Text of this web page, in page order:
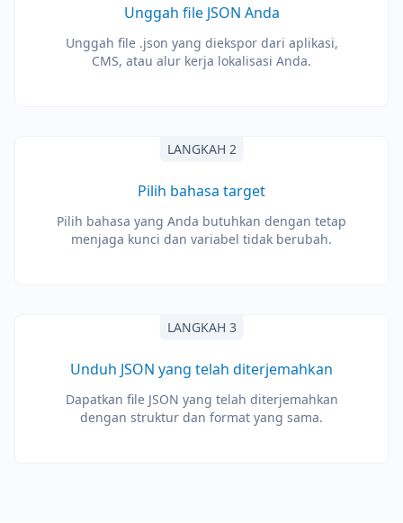
Unggah file JSON Anda
Unggah file .json yang diekspor dari aplikasi,
CMS, atau alur kerja lokalisasi Anda.
LANGKAH 2
Pilih bahasa target
Pilih bahasa yang Anda butuhkan dengan tetap
menjaga kunci dan variabel tidak berubah.
LANGKAH 3
Unduh JSON yang telah diterjemahkan
Dapatkan file JSON yang telah diterjemahkan
dengan struktur dan format yang sama.